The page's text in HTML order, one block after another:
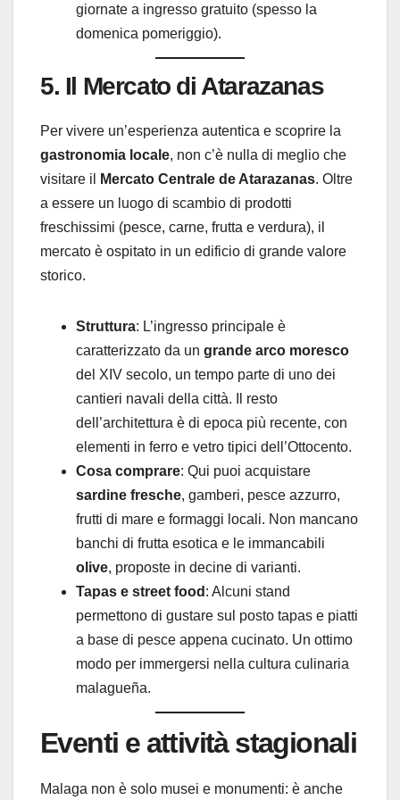
giornate a ingresso gratuito (spesso la
domenica pomeriggio).
5. Il Mercato di Atarazanas
Per vivere un’esperienza autentica e scoprire la
gastronomia locale, non c’è nulla di meglio che
visitare il
Mercato Centrale de Atarazanas. Oltre
a essere un luogo di scambio di prodotti
freschissimi (pesce, carne, frutta e verdura), il
mercato è ospitato in un edificio di grande valore
storico.
Struttura: L’ingresso principale è
caratterizzato da un grande arco moresco
del XIV secolo, un tempo parte di uno dei
cantieri navali della città. Il resto
dell’architettura è di epoca più recente, con
elementi in ferro e vetro tipici dell’Ottocento.
Cosa comprare: Qui puoi acquistare
sardine fresche, gamberi, pesce azzurro,
frutti di mare e formaggi locali. Non mancano
banchi di frutta esotica e le immancabili
olive, proposte in decine di varianti.
Tapas e street food : Alcuni stand
permettono di gustare sul posto tapas e piatti
a base di pesce appena cucinato. Un ottimo
modo per immergersi nella cultura culinaria
malagueña.
Eventi e attività stagionali
Malaga non è solo musei e monumenti: è anche